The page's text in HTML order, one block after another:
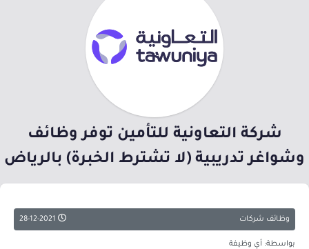
شركة التعاونية للتأمين توفر وظائف
وشواغر تدريبية (لا تشترط الخبرة) بالرياض
وظائف شركات
بواسطة: أي وظيفة